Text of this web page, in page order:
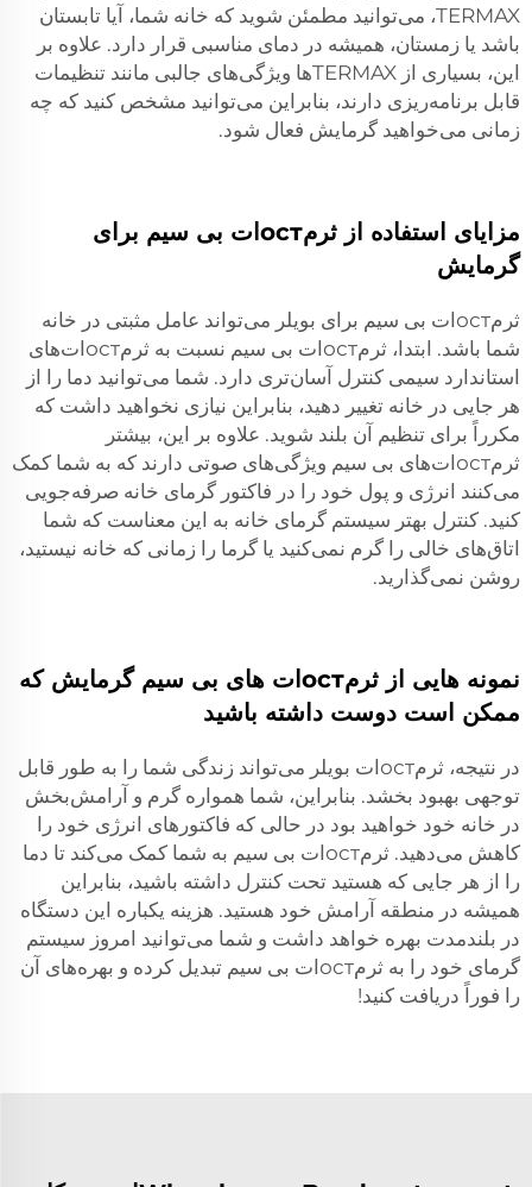
TERMAX، می‌توانید مطمئن شوید که خانه شما، آیا تابستان
باشد یا زمستان، همیشه در دمای مناسبی قرار دارد. علاوه بر
این، بسیاری از TERMAX‌ها ویژگی‌های جالبی مانند تنظیمات
قابل برنامه‌ریزی دارند، بنابراین می‌توانید مشخص کنید که چه
زمانی می‌خواهید گرمایش فعال شود.
مزایای استفاده از ثرمостات بی سیم برای
گرمایش
ثرمостات بی سیم برای بویلر می‌تواند عامل مثبتی در خانه
شما باشد. ابتدا، ثرمостات بی سیم نسبت به ثرمостات‌های
استاندارد سیمی کنترل آسان‌تری دارد. شما می‌توانید دما را از
هر جایی در خانه تغییر دهید، بنابراین نیازی نخواهید داشت که
مکرراً برای تنظیم آن بلند شوید. علاوه بر این، بیشتر
ثرمостات‌های بی سیم ویژگی‌های صوتی دارند که به شما کمک
می‌کنند انرژی و پول خود را در فاکتور گرمای خانه صرفه‌جویی
کنید. کنترل بهتر سیستم گرمای خانه به این معناست که شما
اتاق‌های خالی را گرم نمی‌کنید یا گرما را زمانی که خانه نیستید،
روشن نمی‌گذارید.
نمونه هایی از ثرمостات های بی سیم گرمایش که
ممکن است دوست داشته باشید
در نتیجه، ثرمостات بویلر می‌تواند زندگی شما را به طور قابل
توجهی بهبود بخشد. بنابراین، شما همواره گرم و آرامش‌بخش
در خانه خود خواهید بود در حالی که فاکتورهای انرژی خود را
کاهش می‌دهید. ثرمостات بی سیم به شما کمک می‌کند تا دما
را از هر جایی که هستید تحت کنترل داشته باشید، بنابراین
همیشه در منطقه آرامش خود هستید. هزینه یکباره این دستگاه
در بلندمدت بهره خواهد داشت و شما می‌توانید امروز سیستم
گرمای خود را به ثرمостات بی سیم تبدیل کرده و بهره‌های آن
را فوراً دریافت کنید!